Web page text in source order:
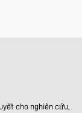
cho nghiên cứu,